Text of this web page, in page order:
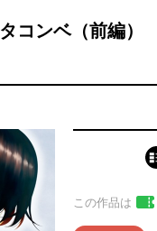
コンベ（前編）
この作品は